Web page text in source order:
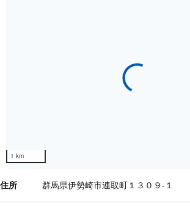
住所 群馬県伊勢崎市連取町１３０９-１
Loading...
1 km